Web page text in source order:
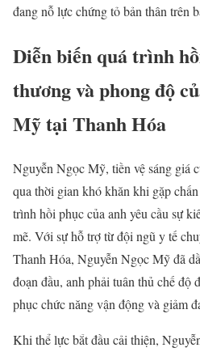
đang nỗ lực chứng tỏ bản thân trên
Diễn biến quá trình
thương và phong độ
Mỹ tại Thanh Hóa
Nguyễn Ngọc Mỹ, tiền vệ sáng giá
qua thời gian khó khăn khi gặp
trình hồi phục của anh yêu cầu sự
mẽ. Với sự hỗ trợ từ đội ngũ y tế
Thanh Hóa, Nguyễn Ngọc Mỹ đã
đoạn đầu, anh phải tuân thủ chế độ
phục chức năng vận động và giảm
Khi thể lực bắt đầu cải thiện,